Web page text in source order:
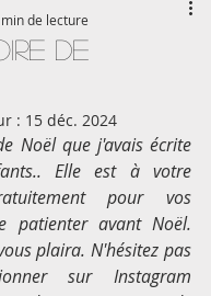
journaliste et voyageuse
de
de lecture
: 15 déc. 2024
Noël que j'avais écrite
Elle est à votre
pour vos
patienter avant Noël.
plaira. N'hésitez pas
sur Instagram